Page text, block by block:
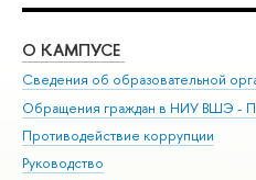
О КАМПУСЕ
Сведения об образовательной
Обращения граждан в НИУ ВШЭ -
Противодействие коррупции
Руководство